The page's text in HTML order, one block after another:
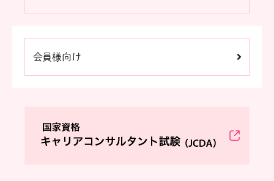
会員様向け